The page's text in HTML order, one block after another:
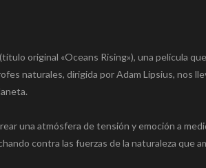
original «Oceans Rising»), una película
naturales, dirigida por Adam Lipsius, nos
una atmósfera de tensión y emoción a
contra las fuerzas de la naturaleza que